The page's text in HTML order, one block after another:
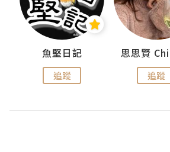
魚堅日記
追蹤 追蹤